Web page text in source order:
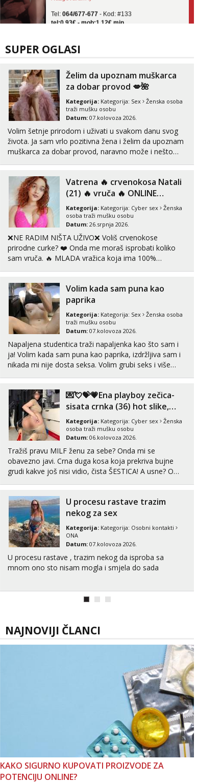
tel:0,93€ - mob:1,12€ min
Obavijesti me kada se oslobodi
Zara
Razgovaram :)
Tel:
tel:0,93€ - mob:1,12€ min
Obavijesti me kada se oslobodi
Anđela
Čekam tvoj poziv!
Tel:064/677-677- Kod: #142
tel:0,93€ - mob:1,12€ min
SUPER OGLASI
Želim da upoznam muškarca
za dobar provod 💋🌺
Kategorija: Kategorija: Sex
Ženska osoba
traži mušku osobu
Datum: 07.kolovoza 2026.
Volim šetnje prirodom i uživati u svakom danu svog
života. Ja sam vrlo pozitivna žena i želim da upoznam
muškarca za dobar provod, naravno može i nešto
Vatrena ‎️‍🔥 crvenokosa Natali
(21) ‎️‍🔥 vruča‎ ️‍🔥 ONLINE
ZABAVA
Kategorija: Kategorija: Cyber sex
Ženska
osoba traži mušku osobu
Datum: 26.srpnja 2026.
❌NE RADIM NIŠTA UŽIVO❌ Voliš crvenokose
prirodne curke? ❤️ Onda me moraš isprobati koliko
sam vruča.‎ ️‍🔥 MLADA vražica koja ima 100%
možeš pranaći nešto po svojoj mjeri. Sexi videa s
kolegica...
Volim kada sam puna kao
paprika
Kategorija: Kategorija: Sex
Ženska osoba
traži mušku osobu
Datum: 07.kolovoza 2026.
Napaljena studentica traži napaljenka kao što sam i
ja! Volim kada sam puna kao paprika, izdržljiva sam i
nikada mi nije dosta seksa. Volim grubi seks i više
cekam te!
💌💘💝💗Ena playboy zečica-
sisata crnka (36) hot slike,
videa i c2c💗
Kategorija: Kategorija: Cyber sex
Ženska
osoba traži mušku osobu
Datum: 06.kolovoza 2026.
Tražiš pravu MILF ženu za sebe? Onda mi se
obavezno javi. Crna duga kosa koja prekriva bujne
grudi kakve još nisi vidio, čista ŠESTICA! A usne? O
nisi vidio. Uvijek sam spremna za ONLOINE zabavu...
U procesu rastave trazim
nekog za sex
Kategorija: Kategorija: Osobni kontakti
ONA
Datum: 07.kolovoza 2026.
U procesu rastave , trazim nekog da isproba sa
mnom ono sto nisam mogla i smjela do sada
NAJNOVIJI ČLANCI
KAKO SIGURNO KUPOVATI PROIZVODE ZA
POTENCIJU ONLINE?